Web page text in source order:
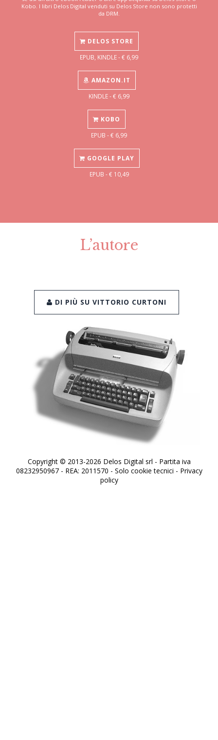
Kobo. I libri Delos Digital venduti su Delos Store non sono protetti
da DRM.
DELOS STORE
EPUB, KINDLE - € 6,99
AMAZON.IT
KINDLE - € 6,99
KOBO
EPUB - € 6,99
GOOGLE PLAY
EPUB - € 10,49
L’autore
DI PIÙ SU VITTORIO CURTONI
Copyright © 2013-2026 Delos Digital srl - Partita iva
08232950967 - REA: 2011570 - Solo cookie tecnici - Privacy
policy